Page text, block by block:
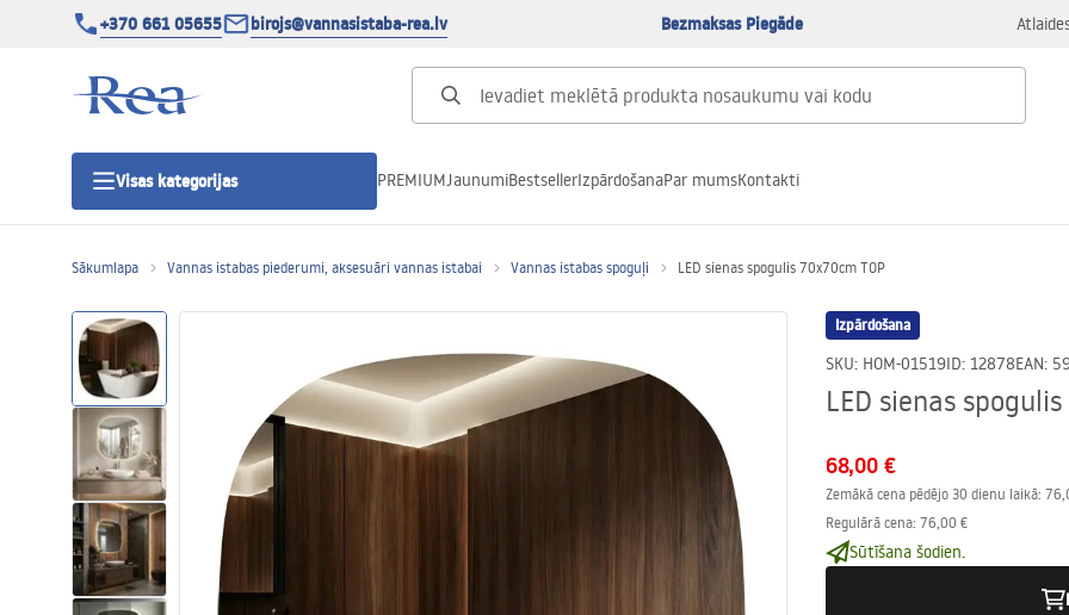
+370 661 05655 birojs@vannasistaba-rea.lv Bezmaksas Piegāde
Visas kategorijas
Dušas durvis
Vannas istabas dušas paliktņi
Lineāras dušas notekas
Tualetes
PREMIUMJaunumiBestsellerIzpārdošanaPar mumsKontakti
Sākumlapa Vannas istabas piederumi, aksesuāri vannas istabai Vannas istabas spoguļi LED sienas spogulis 70x70cm TOP
Izpārdošana
SKU: HOM-01519ID: 12878EAN:
LED sienas
68,00 €
Zemākā cena pēdējo 30 dienu laikā:
Regulārā cena: 76,00 €
Sūtīšana šodien.